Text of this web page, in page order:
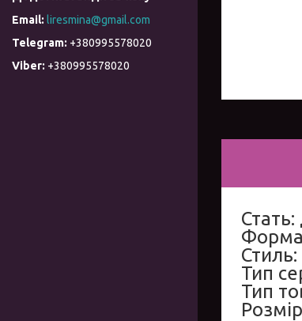
Стать:
Тип
Тип
liresmina@gmail.com
+380995578020
+380995578020